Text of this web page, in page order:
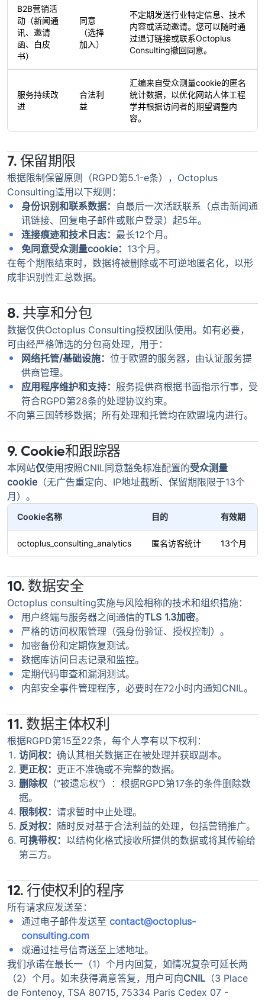
B2B营销活
动（新闻通
讯、邀请
函、白皮
书）
同意
（选择
加入）
不定期发送行业特定信息、技术
内容或活动邀请。您可以随时通
过退订链接或联系Octoplus
Consulting撤回同意。
服务持续改
进
合法利
益
汇编来自受众测量cookie的匿名
统计数据，以优化网站人体工程
学并根据访问者的期望调整内
容。
7. 保留期限
根据限制保留原则（RGPD第5.1-e条），Octoplus
Consulting适用以下规则：
身份识别和联系数据： 自最后一次活跃联系（点击新闻通
讯链接、回复电子邮件或账户登录）起5年。
连接痕迹和技术日志： 最长12个月。
免同意受众测量cookie： 13个月。
在每个期限结束时，数据将被删除或不可逆地匿名化，以形
成非识别性汇总数据。
8. 共享和分包
数据仅供Octoplus Consulting授权团队使用。如有必要，
可由经严格筛选的分包商处理，用于：
网络托管/基础设施： 位于欧盟的服务器，由认证服务提
供商管理。
应用程序维护和支持： 服务提供商根据书面指示行事，受
符合RGPD第28条的处理协议约束。
不向第三国转移数据；所有处理和托管均在欧盟境内进行。
9. Cookie和跟踪器
本网站仅使用按照CNIL同意豁免标准配置的受众测量
cookie（无广告重定向、IP地址截断、保留期限限于13个
月）。
Cookie名称 目的 有效期
octoplus_consulting_analytics 匿名访客统计 13个月
10. 数据安全
Octoplus consulting实施与风险相称的技术和组织措施：
用户终端与服务器之间通信的TLS 1.3加密。
严格的访问权限管理（强身份验证、授权控制）。
加密备份和定期恢复测试。
数据库访问日志记录和监控。
定期代码审查和漏洞测试。
内部安全事件管理程序，必要时在72小时内通知CNIL。
11. 数据主体权利
根据RGPD第15至22条，每个人享有以下权利：
访问权： 确认其相关数据正在被处理并获取副本。
更正权： 更正不准确或不完整的数据。
删除权 （"被遗忘权"）：根据RGPD第17条的条件删除数
据。
限制权： 请求暂时中止处理。
反对权： 随时反对基于合法利益的处理，包括营销推广。
可携带权： 以结构化格式接收所提供的数据或将其传输给
第三方。
12. 行使权利的程序
所有请求应发送至：
通过电子邮件发送至 contact@octoplus-
consulting.com
或通过挂号信寄送至上述地址。
我们承诺在最长一（1）个月内回复，如情况复杂可延长两
（2）个月。如未获得满意答复，用户可向CNIL （3 Place
de Fontenoy, TSA 80715, 75334 Paris Cedex 07 -